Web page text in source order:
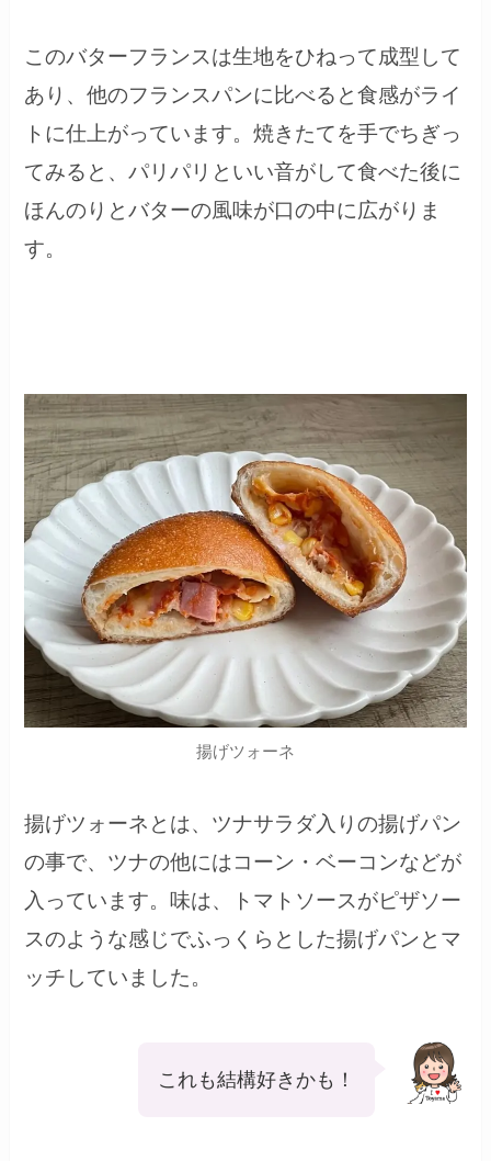
このバターフランスは生地をひねって成型して
あり、他のフランスパンに比べると食感がライ
トに仕上がっています。焼きたてを手でちぎっ
てみると、パリパリといい音がして食べた後に
ほんのりとバターの風味が口の中に広がりま
す。
揚げツォーネ
揚げツォーネとは、 ツナサラダ入りの揚げパン
の事で、ツナの他にはコーン・ベーコンなどが
入っています。味は、トマトソースがピザソー
スのような感じでふっくらとした揚げパンとマ
ッチしていました。
これも結構好きかも！